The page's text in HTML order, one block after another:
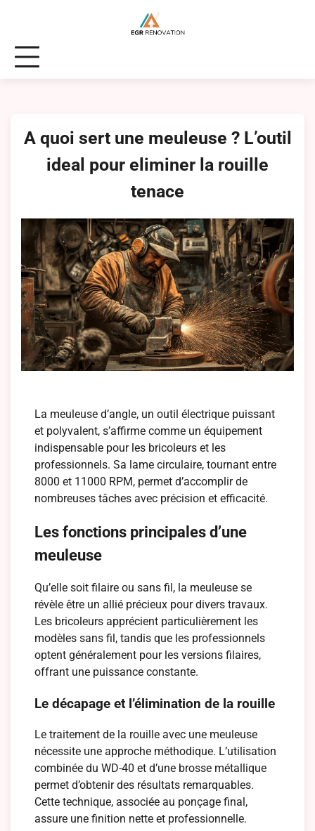
A quoi sert une meuleuse ? L’outil
ideal pour eliminer la rouille
tenace
La meuleuse d’angle, un outil électrique puissant
et polyvalent, s’affirme comme un équipement
indispensable pour les bricoleurs et les
professionnels. Sa lame circulaire, tournant entre
8000 et 11000 RPM, permet d’accomplir de
nombreuses tâches avec précision et efficacité.
Les fonctions principales d’une
meuleuse
Qu’elle soit filaire ou sans fil, la meuleuse se
révèle être un allié précieux pour divers travaux.
Les bricoleurs apprécient particulièrement les
modèles sans fil, tandis que les professionnels
optent généralement pour les versions filaires,
offrant une puissance constante.
Le décapage et l’élimination de la rouille
Le traitement de la rouille avec une meuleuse
nécessite une approche méthodique. L’utilisation
combinée du WD-40 et d’une brosse métallique
permet d’obtenir des résultats remarquables.
Cette technique, associée au ponçage final,
assure une finition nette et professionnelle.